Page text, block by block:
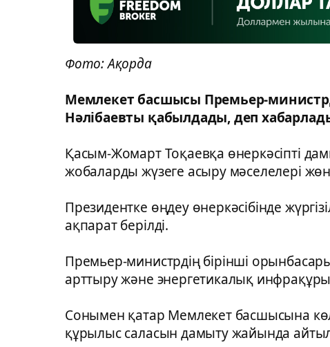
Фото: Ақорда
Мемлекет басшысы Премьер-
Нәлібаевты қабылдады, деп
Қасым-Жомарт Тоқаевқа өнеркәсіпті
жобаларды жүзеге асыру мәселелері
Президентке өңдеу өнеркәсібінде
ақпарат берілді.
Премьер-министрдің бірінші
арттыру және энергетикалық
Сонымен қатар Мемлекет басшысына
құрылыс саласын дамыту жайында